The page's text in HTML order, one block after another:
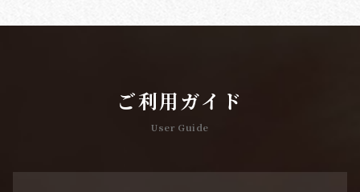
ご利用ガイド
User Guide